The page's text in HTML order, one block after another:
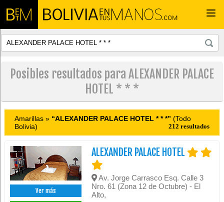
Posibles resultados para ALEXANDER PALACE
HOTEL * * *
Amarillas » “ALEXANDER PALACE HOTEL * * *” (Todo
Bolivia)
212 resultados
Ver más
ALEXANDER PALACE HOTEL
Av. Jorge Carrasco Esq. Calle 3
Nro. 61 (Zona 12 de Octubre) - El
Alto,